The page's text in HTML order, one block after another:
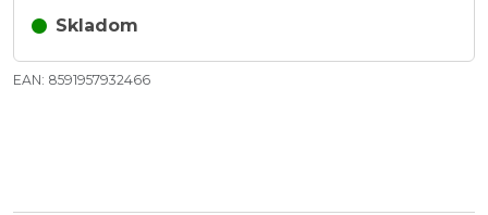
Skladom
EAN: 8591957932466